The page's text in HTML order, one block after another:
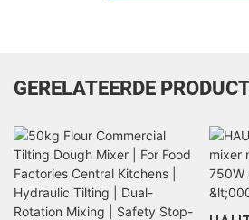
GERELATEERDE